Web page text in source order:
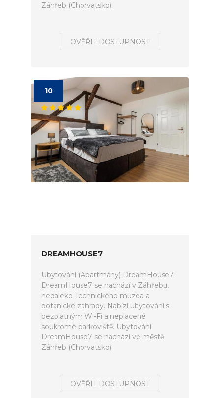
Záhřeb (Chorvatsko).
OVĚŘIT DOSTUPNOST
10
DREAMHOUSE7
Ubytování (Apartmány) DreamHouse7.
DreamHouse7 se nachází v Záhřebu,
nedaleko Technického muzea a
botanické zahrady. Nabízí ubytování s
bezplatným Wi-Fi a neplacené
soukromé parkoviště. Ubytování
DreamHouse7 se nachází ve městě
Záhřeb (Chorvatsko).
OVĚŘIT DOSTUPNOST